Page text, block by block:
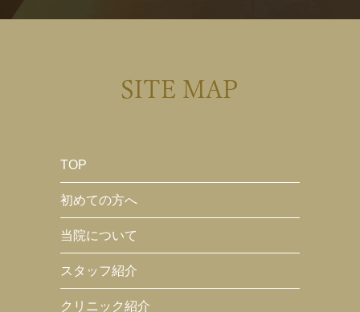
SITE MAP
TOP
初めての方へ
当院について
スタッフ紹介
クリニック紹介